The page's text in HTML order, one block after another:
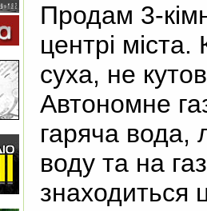
Продам 3-
центрі
суха, не
Автономне
гаряча вода,
воду та на
знаходиться